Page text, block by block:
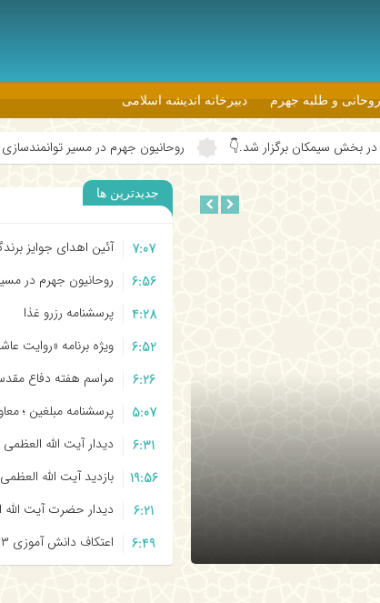
و طلبه جهرم دبیرخانه اندیشه اسلامی
روحانیون جهرم در مسیر توانمندسازی برای جهاد تبیین
جدیدترین ها
آئین اهدای جوایز
7:07
روحانیون جهرم در
6:56
پرسشنامه رزرو غذا
4:28
ویژه برنامه «روایت
6:52
مراسم هفته دفاع
6:26
پرسشنامه مبلغین ؛
5:07
دیدار آیت الله
6:31
بازدید آیت الله
19:56
دیدار حضرت آیت
6:21
اعتکاف دانش آموزی ۱۴۰۳ به روایت تصویر
6:49